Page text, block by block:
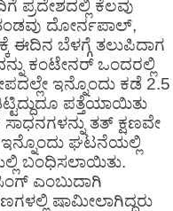
ಪ್ರದೇಶದಲ್ಲಿ ಕೆಲವು
ದೋರ್ನಪಾಲ್,
ಈದಿನ ಬೆಳಗ್ಗೆ ತಲುಪಿದಾಗ
ಕಂಟೇನರ್ ಒಂದರಲ್ಲಿ
ಇನ್ನೊಂದು ಕಡೆ 2.5
ಪತ್ತೆಯಾಯಿತು
ಸಾಧನಗಳನ್ನು ತತ್ ಕ್ಷಣವೇ
ಇನ್ನೊಂದು ಘಟನೆಯಲ್ಲಿ
ಬಂಧಿಸಲಾಯಿತು.
ಎಂಬುದಾಗಿ
ಷಾಮೀಲಾಗಿದ್ದರು